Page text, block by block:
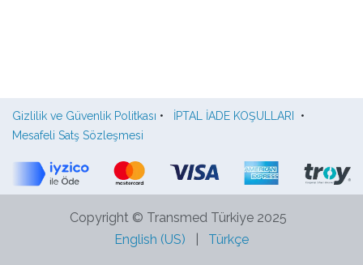
Gizlilik ve Güvenlik Politkası • İPTAL İADE KOŞULLARI
•
Mesafeli Satş Sözleşmesi
Copyright © Transmed Türkiye 2025
English (US)
Türkçe